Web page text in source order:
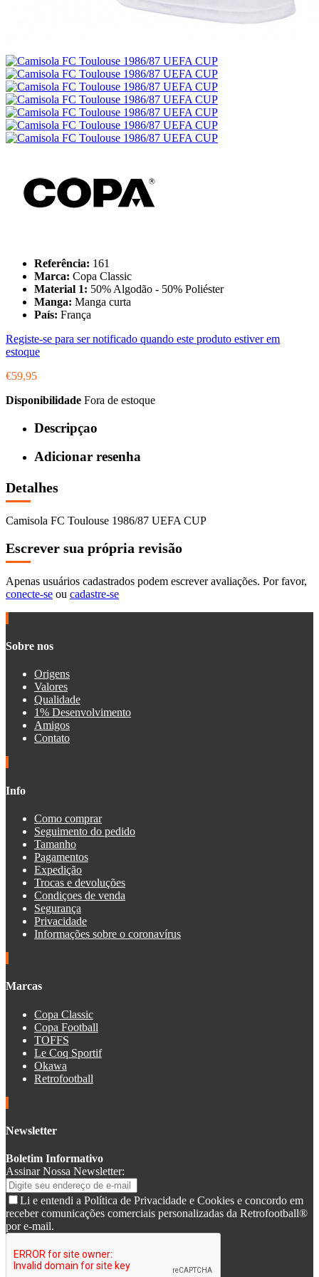
Referência: 161
Marca: Copa Classic
Material 1: 50% Algodão - 50% Poliéster
Manga: Manga curta
País: França
Registe-se para ser notificado quando este produto estiver em
estoque
€59,95
Disponibilidade Fora de estoque
Descripçao
Adicionar resenha
Detalhes
Camisola FC Toulouse 1986/87 UEFA CUP
Escrever sua própria revisão
Apenas usuários cadastrados podem escrever avaliações. Por favor,
conecte-se ou cadastre-se
Sobre nos
Origens
Valores
Qualidade
1% Desenvolvimento
Amigos
Contato
Info
Como comprar
Seguimento do pedido
Tamanho
Pagamentos
Expedição
Trocas e devoluções
Condiçoes de venda
Segurança
Privacidade
Informações sobre o coronavírus
Marcas
Copa Classic
Copa Football
TOFFS
Le Coq Sportif
Okawa
Retrofootball
Newsletter
Boletim Informativo
Assinar Nossa Newsletter:
Li e entendi a Política de Privacidade e Cookies e concordo em
receber comunicações comerciais personalizadas da Retrofootball®
por e-mail.